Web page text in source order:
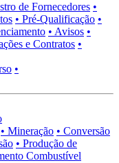
de Fornecedores •
• Pré-Qualificação •
• Avisos •
e Contratos •
•
• Mineração • Conversão
• Produção de
Combustível